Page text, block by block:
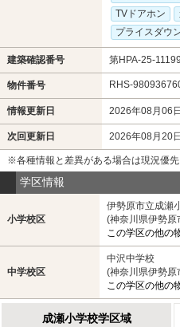
TVドアホン
プライスダウ
建築確認番号 第HPA-25-
物件番号 RHS-
情報更新日 2026年08月06日
次回更新日 2026年08月20日
※各種情報と差異がある場合は現況優
学区情報
小学校区
伊勢原市立成瀬
(神奈川県伊勢原
この学区の他の
中学校区
中沢中学校
(神奈川県伊勢原
この学区の他の
成瀬小学校学区域